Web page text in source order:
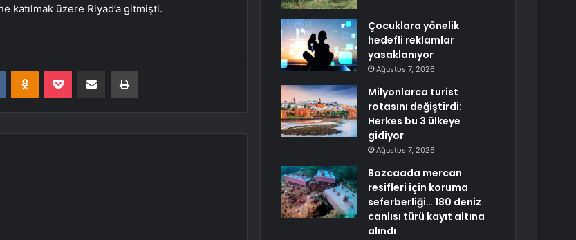
katılmak üzere Riyad’a gitmişti.
VKontakteOdnoklassniki
Pocket E-Posta ile paylaş Yazdır
Çocuklara yönelik
hedefli reklamlar
yasaklanıyor
Ağustos 7, 2026
Milyonlarca turist
rotasını değiştirdi:
Herkes bu 3 ülkeye
gidiyor
Ağustos 7, 2026
Bozcaada mercan
resifleri için koruma
seferberliği… 180 deniz
canlısı türü kayıt altına
alındı